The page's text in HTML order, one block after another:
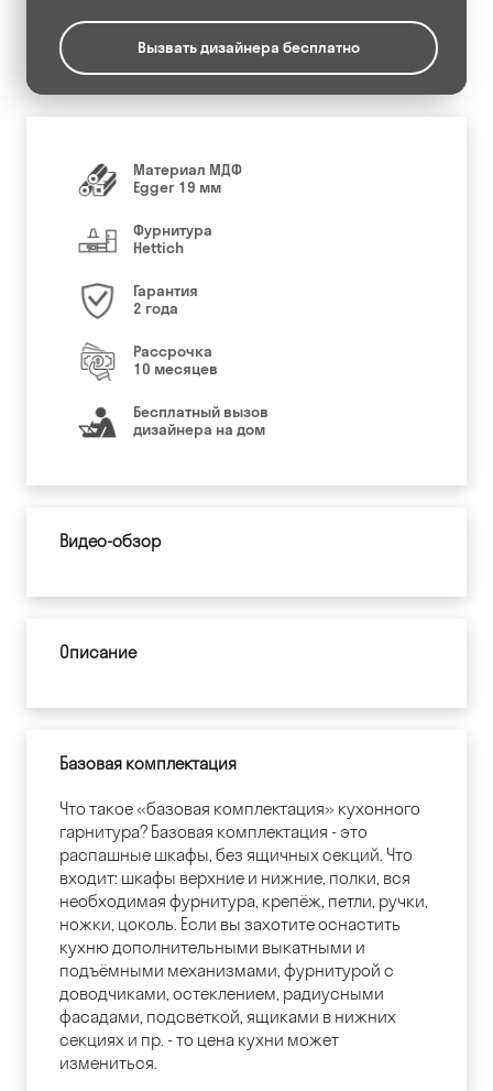
Вызвать дизайнера бесплатно
Материал МДФ
Egger 19 мм
Фурнитура
Hettich
Гарантия
2 года
Рассрочка
10 месяцев
Бесплатный вызов
дизайнера на дом
Видео-обзор
Описание
Базовая комплектация
Что такое «базовая комплектация» кухонного
гарнитура? Базовая комплектация - это
распашные шкафы, без ящичных секций. Что
входит: шкафы верхние и нижние, полки, вся
необходимая фурнитура, крепёж, петли, ручки,
ножки, цоколь. Если вы захотите оснастить
кухню дополнительными выкатными и
подъёмными механизмами, фурнитурой с
доводчиками, остеклением, радиусными
фасадами, подсветкой, ящиками в нижних
секциях и пр. - то цена кухни может
измениться.